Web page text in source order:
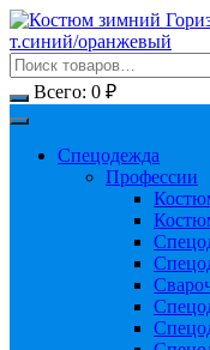
Перейти
к
содержимому
Всего: 0 ₽
Спецодежда
Профессии